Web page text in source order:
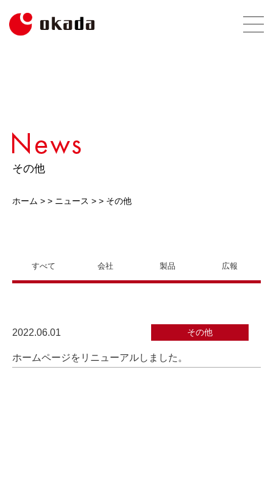
その他
ホーム > > ニュース > > その他
2022.06.01 その他
ホームページをリニューアルしました。